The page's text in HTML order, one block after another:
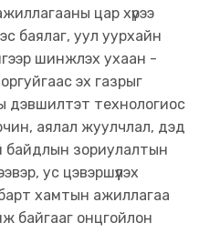
цар хүрээ
баялаг, уул уурхайн
шинжлэх ухаан -
эх газрыг
дэвшилтэт технологиос
аялал жуулчлал, дэд
байдлын зориулалтын
ус цэвэршүүлэх
хамтын ажиллагаа
байгааг онцгойлон